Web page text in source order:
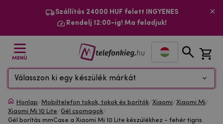
Szállítás 24000 HUF felett INGYENES
Rendelj 12:00-ig! Ma feladjuk!
MENÜ
Válasszon ki egy készülék márkát
Honlap/Mobiltelefon tokok, tokok és borítók/Xiaomi/Xiaomi Mi/
Xiaomi Mi 10 Lite/Gél csomagok/
Gél borítás mmCase a Xiaomi Mi 10 Lite készülékhez - fehér tigris